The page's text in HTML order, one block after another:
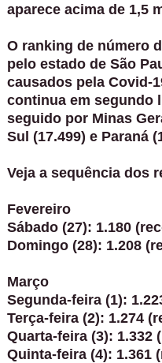
aparece acima de 1,5
O ranking de número
pelo estado de São
causados pela Covid-
continua em segundo
seguido por Minas
Sul (17.499) e Paraná
Veja a sequência dos
Fevereiro
Sábado (27): 1.180
Domingo (28): 1.208
Março
Segunda-feira (1):
Terça-feira (2): 1.274
Quarta-feira (3): 1.332
Quinta-feira (4): 1.361